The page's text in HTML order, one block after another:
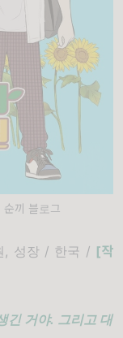
끼 블로그
, 성장 / 한국 / [작
긴 거야. 그리고 대